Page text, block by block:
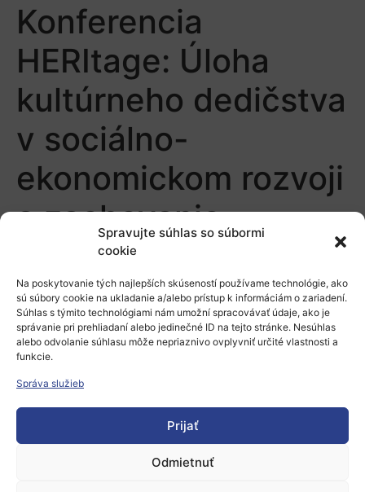
Spravujte súhlas so súbormi
cookie
Na poskytovanie tých najlepších skúseností používame technológie, ako
sú súbory cookie na ukladanie a/alebo prístup k informáciám o zariadení.
Súhlas s týmito technológiami nám umožní spracovávať údaje, ako je
správanie pri prehliadaní alebo jedinečné ID na tejto stránke. Nesúhlas
alebo odvolanie súhlasu môže nepriaznivo ovplyvniť určité vlastnosti a
funkcie.
Správa služieb
Prijať
Odmietnuť
Konferencia
HERItage: Úloha
kultúrneho dedičstva
v sociálno-
ekonomickom rozvoji
a zachovanie
demokratických
hodnôt
Pridaj komentár
Prepáčte, ale pred zanechaním komentára sa musíte